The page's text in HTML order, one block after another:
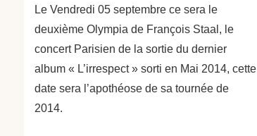
Le Vendredi 05 septembre ce sera le
deuxième Olympia de François Staal, le
concert Parisien de la sortie du dernier
album « L’irrespect » sorti en Mai 2014, cette
date sera l’apothéose de sa tournée de
2014.